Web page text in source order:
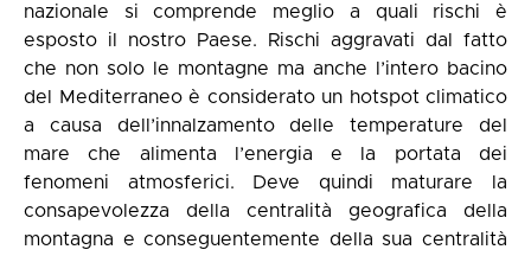
nazionale si comprende meglio a quali rischi è
esposto il nostro Paese. Rischi aggravati dal fatto
che non solo le montagne ma anche l’intero bacino
del Mediterraneo è considerato un hotspot climatico
a causa dell’innalzamento delle temperature del
mare che alimenta l’energia e la portata dei
fenomeni atmosferici. Deve quindi maturare la
consapevolezza della centralità geografica della
montagna e conseguentemente della sua centralità